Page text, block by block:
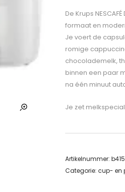
De Krups
formaat en
Je voert de
romige
chocolademelk,
binnen een paar
na één minuut
Je zet
Artikelnummer:
Categorie: cup- en